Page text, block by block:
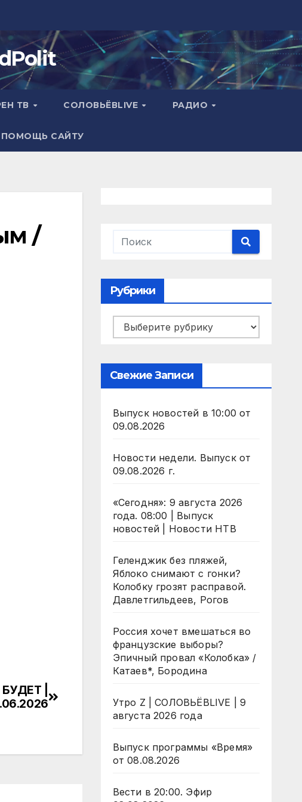
ТВ СОЛОВЬЁВLIVE РАДИО
ПОМОЩЬ САЙТУ
/
|
Рубрики
Рубрики
Свежие Записи
Выпуск новостей в 10:00 от
09.08.2026
Новости недели. Выпуск от
09.08.2026 г.
«Сегодня»: 9 августа 2026
года. 08:00 | Выпуск
новостей | Новости НТВ
Геленджик без пляжей,
Яблоко снимают с гонки?
Колобку грозят расправой.
Давлетгильдеев, Рогов
Россия хочет вмешаться во
французские выборы?
Эпичный провал «Колобка» /
Катаев*, Бородина
Утро Z | СОЛОВЬЁВLIVE | 9
августа 2026 года
Выпуск программы «Время»
от 08.08.2026
Вести в 20:00. Эфир